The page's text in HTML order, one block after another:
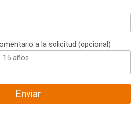
a la solicitud (opcional)
Enviar